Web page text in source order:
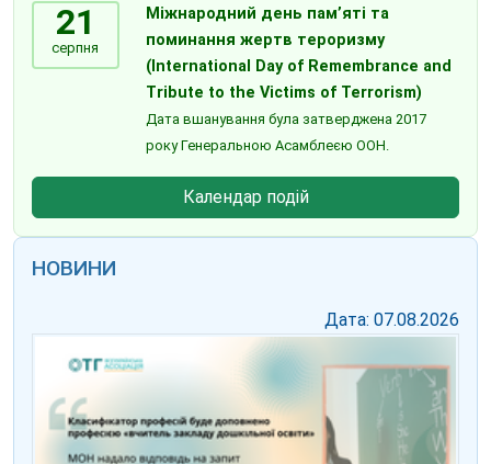
21
серпня
Міжнародний день пам’яті та
поминання жертв тероризму
(International Day of Remembrance and
Tribute to the Victims of Terrorism)
Дата вшанування була затверджена 2017
року Генеральною Асамблеєю ООН.
Календар подій
НОВИНИ
Дата: 07.08.2026